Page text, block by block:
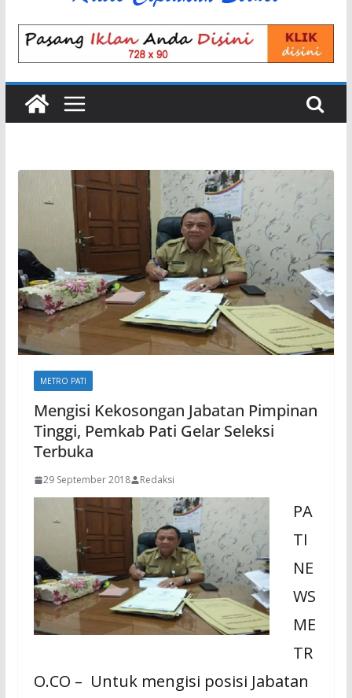
METRO PATI
Mengisi Kekosongan Jabatan Pimpinan
Tinggi, Pemkab Pati Gelar Seleksi
Terbuka
29 September 2018 Redaksi
PA
TI
NE
WS
ME
TR
O.CO – Untuk mengisi posisi Jabatan